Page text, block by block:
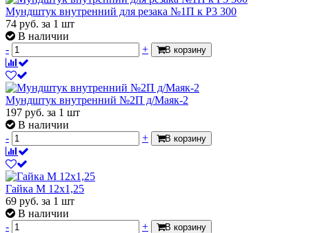
Мундштук внутренний для резака №1П к Р3 300
74 руб. за 1 шт
В наличии
-
+ В корзину
Мундштук внутренний №2П д/Маяк-2
197 руб. за 1 шт
В наличии
-
+ В корзину
Гайка М 12х1,25
69 руб. за 1 шт
В наличии
-
+ В корзину